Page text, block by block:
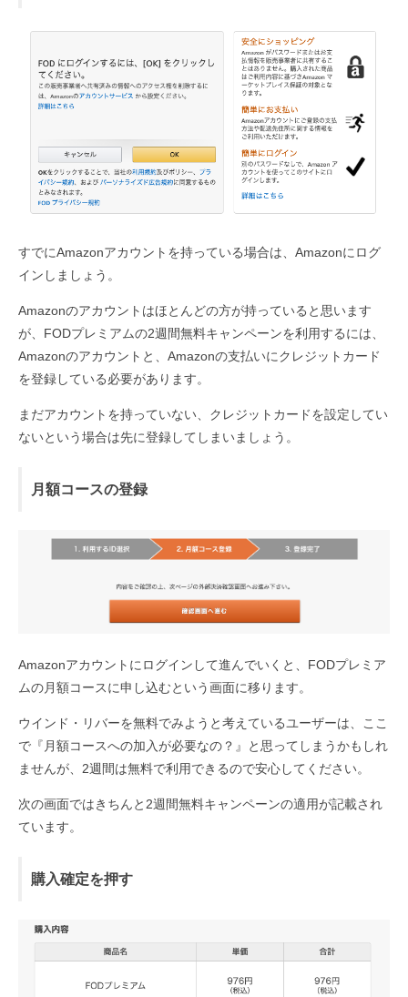
すでにAmazonアカウントを持っている場合は、Amazonにログ
インしましょう。
Amazonのアカウントはほとんどの方が持っていると思います
が、FODプレミアムの2週間無料キャンペーンを利用するには、
Amazonのアカウントと、Amazonの支払いにクレジットカード
を登録している必要があります。
まだアカウントを持っていない、クレジットカードを設定してい
ないという場合は先に登録してしまいましょう。
月額コースの登録
Amazonアカウントにログインして進んでいくと、FODプレミア
ムの月額コースに申し込むという画面に移ります。
ウインド・リバーを無料でみようと考えているユーザーは、ここ
で『月額コースへの加入が必要なの？』と思ってしまうかもしれ
ませんが、2週間は無料で利用できるので安心してください。
次の画面ではきちんと2週間無料キャンペーンの適用が記載され
ています。
購入確定を押す